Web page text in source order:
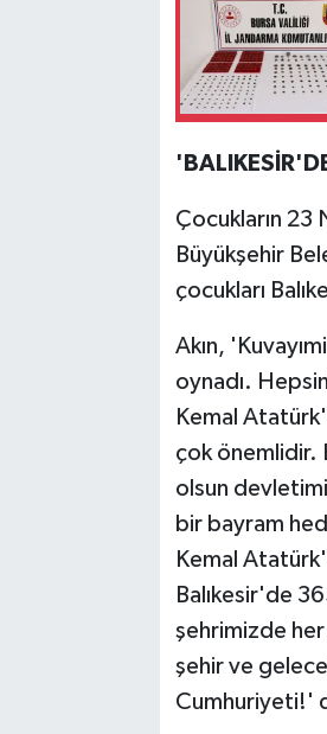
Çocukların 23
Büyükşehir
çocukları
Akın,
oynadı.
Kemal
çok önemlidir.
olsun
bir bayram
Kemal
Balıkesir'de
şehrimizde
şehir ve
Cumhuriyeti!'